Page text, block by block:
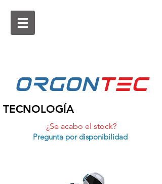
ORGONtEc
TECNOLOGÍA
¿Se acabo el stock?
Pregunta por disponibilidad